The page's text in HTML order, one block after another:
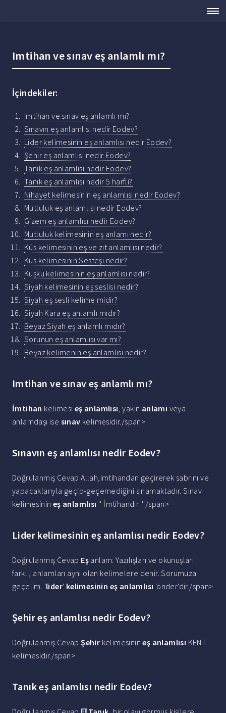
Imtihan ve sınav eş anlamlı mı?
İçindekiler:
Imtihan ve sınav eş anlamlı mı?
Sınavın eş anlamlısı nedir Eodev?
Lider kelimesinin eş anlamlısı nedir Eodev?
Şehir eş anlamlısı nedir Eodev?
Tanık eş anlamlısı nedir Eodev?
Tanık eş anlamlısı nedir 5 harfli?
Nihayet kelimesinin eş anlamlısı nedir Eodev?
Mutluluk eş anlamlısı nedir Eodev?
Gizem eş anlamlısı nedir Eodev?
Mutluluk kelimesinin eş anlamı nedir?
Küs kelimesinin eş ve zıt anlamlısı nedir?
Küs kelimesinin Sesteşi nedir?
Kuşku kelimesinin eş anlamlısı nedir?
Siyah kelimesinin eş seslisi nedir?
Siyah eş sesli kelime midir?
Siyah Kara eş anlamlı mıdır?
Beyaz Siyah eş anlamlı mıdır?
Sorunun eş anlamlısı var mı?
Beyaz kelimenin eş anlamlısı nedir?
Imtihan ve sınav eş anlamlı mı?
İmtihan kelimesi eş anlamlısı, yakın anlamı veya
anlamdaşı ise sınav kelimesidir./span>
Sınavın eş anlamlısı nedir Eodev?
Doğrulanmış Cevap Allah,imtihandan geçirerek sabrını ve
yapacaklarıyla geçip-geçemediğini sınamaktadır. Sınav
kelimesinin eş anlamlısı '' İmtihandır. ''/span>
Lider kelimesinin eş anlamlısı nedir Eodev?
Doğrulanmış Cevap Eş anlam: Yazılışları ve okunuşları
farklı, anlamları aynı olan kelimelere denir. Sorumuza
geçelim. 'lider' kelimesinin eş anlamlısı 'önder'dir./span>
Şehir eş anlamlısı nedir Eodev?
Doğrulanmış CevapŞehir kelimesinineş anlamlısı KENT
kelimesidir./span>
Tanık eş anlamlısı nedir Eodev?